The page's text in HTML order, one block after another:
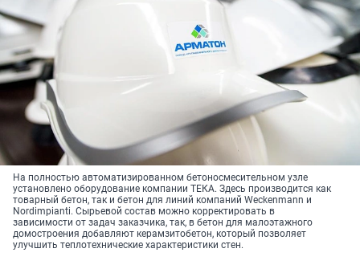
На полностью автоматизированном бетоносмесительном узле
установлено оборудование компании ТЕКА. Здесь производится как
товарный бетон, так и бетон для линий компаний Weckenmann и
Nordimpianti. Сырьевой состав можно корректировать в
зависимости от задач заказчика, так, в бетон для малоэтажного
домостроения добавляют керамзитобетон, который позволяет
улучшить теплотехнические характеристики стен.